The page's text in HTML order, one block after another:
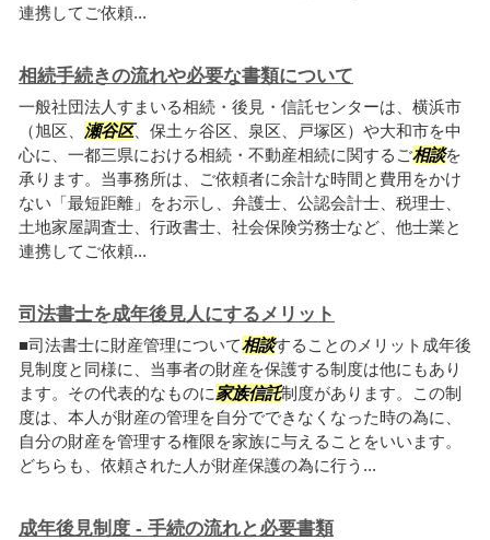
連携してご依頼...
相続手続きの流れや必要な書類について
一般社団法人すまいる相続・後見・信託センターは、横浜市
（旭区、 瀬谷区、保土ヶ谷区、泉区、戸塚区）や大和市を中
心に、一都三県における相続・不動産相続に関するご相談を
承ります。当事務所は、ご依頼者に余計な時間と費用をかけ
ない「最短距離」をお示し、弁護士、公認会計士、税理士、
土地家屋調査士、行政書士、社会保険労務士など、他士業と
連携してご依頼...
司法書士を成年後見人にするメリット
■司法書士に財産管理について相談することのメリット成年後
見制度と同様に、当事者の財産を保護する制度は他にもあり
ます。その代表的なものに家族信託制度があります。この制
度は、本人が財産の管理を自分でできなくなった時の為に、
自分の財産を管理する権限を家族に与えることをいいます。
どちらも、依頼された人が財産保護の為に行う...
成年後見制度 - 手続の流れと必要書類